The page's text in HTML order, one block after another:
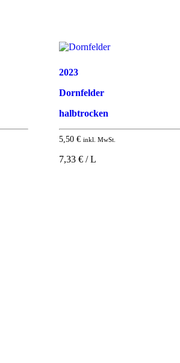
2023
Dornfelder
halbtrocken
5,50 € inkl. MwSt.
7,33 € / L